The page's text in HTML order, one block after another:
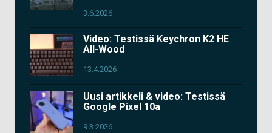
3.6.2026
Video: Testissä Keychron K2 HE
All-Wood
13.4.2026
Uusi artikkeli & video: Testissä
Google Pixel 10a
9.3.2026